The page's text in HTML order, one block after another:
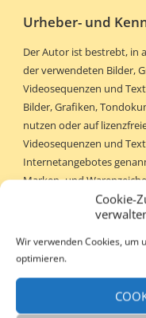
Cookie-
Wir verwenden Cookies, um
optimieren.
Urheber- und
Der Autor ist bestrebt, in
der verwendeten Bilder,
Videosequenzen und
Bilder, Grafiken,
nutzen oder auf
Videosequenzen und
Internetangebotes
Marken- und
Bestimmungen des
Besitzrechten der
aufgrund der bloßen
dass Markenzeichen
Objekte bleibt allein